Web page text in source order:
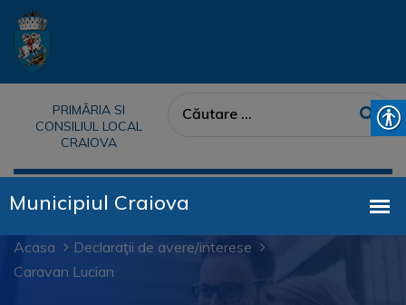
PRIMĂRIA SI
CONSILIUL LOCAL
CRAIOVA
Acasa
Declaraţii de avere/interese
Caravan Lucian